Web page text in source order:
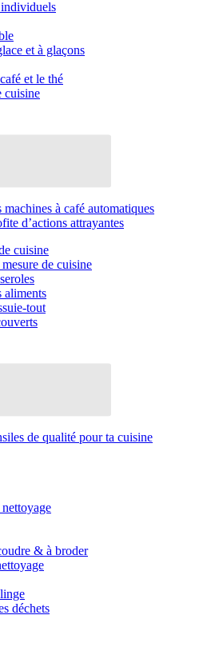
et à glaçons
et le thé
cuisine
à café automatiques
d’actions attrayantes
cuisine
de cuisine
aliments
tout
de qualité pour ta cuisine
& à broder
déchets